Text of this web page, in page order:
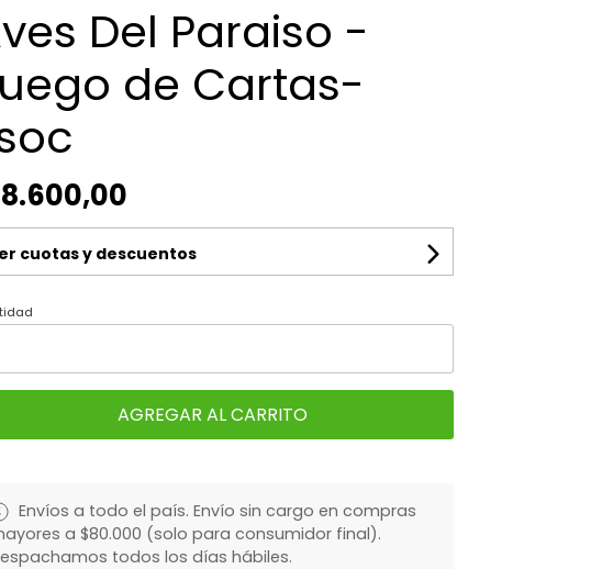
Del Paraiso -
de Cartas-
cuotas y descuentos
AGREGAR AL CARRITO
Envíos a todo el país. Envío sin cargo en compras
a $80.000 (solo para consumidor final).
todos los días hábiles.